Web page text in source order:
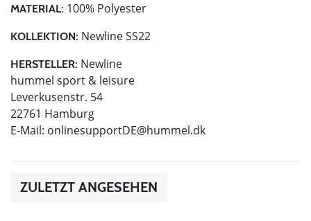
MATERIAL: 100% Polyester
KOLLEKTION: Newline SS22
HERSTELLER: Newline
hummel sport & leisure
Leverkusenstr. 54
22761 Hamburg
E-Mail: onlinesupportDE@hummel.dk
ZULETZT ANGESEHEN